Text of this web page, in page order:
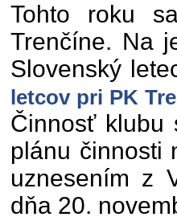
Tohto roku
Trenčíne. Na
Slovenský
letcov pri PK
Činnosť klubu
plánu činnosti
uznesením z
dňa 20.